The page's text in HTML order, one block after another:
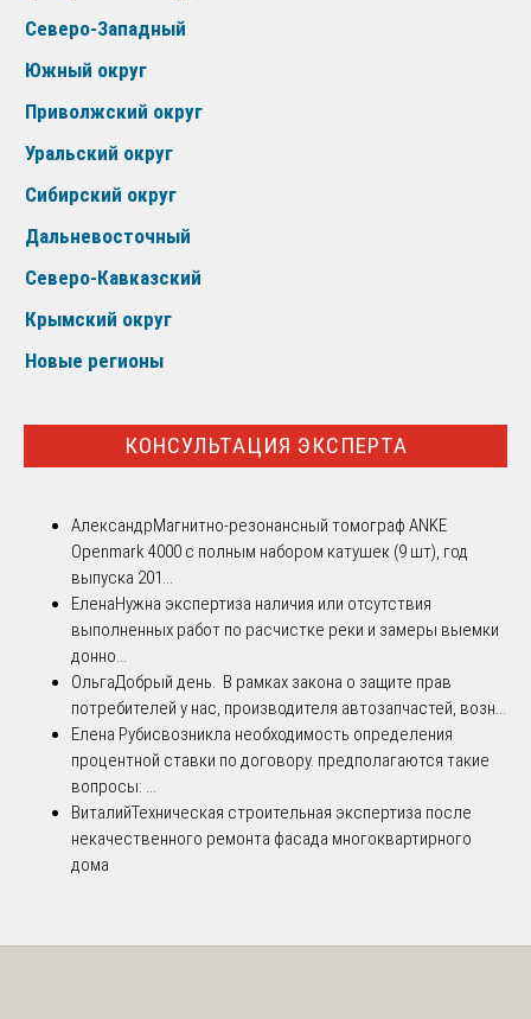
Северо-Западный
Южный округ
Приволжский округ
Уральский округ
Сибирский округ
Дальневосточный
Северо-Кавказский
Крымский округ
Новые регионы
КОНСУЛЬТАЦИЯ ЭКСПЕРТА
АлександрМагнитно-резонансный томограф ANKE
Openmark 4000 с полным набором катушек (9 шт), год
выпуска 201...
ЕленаНужна экспертиза наличия или отсутствия
выполненных работ по расчистке реки и замеры выемки
донно...
ОльгаДобрый день. В рамках закона о защите прав
потребителей у нас, производителя автозапчастей, возн...
Елена Рубисвозникла необходимость определения
процентной ставки по договору. предполагаются такие
вопросы: ...
ВиталийТехническая строительная экспертиза после
некачественного ремонта фасада многоквартирного
дома